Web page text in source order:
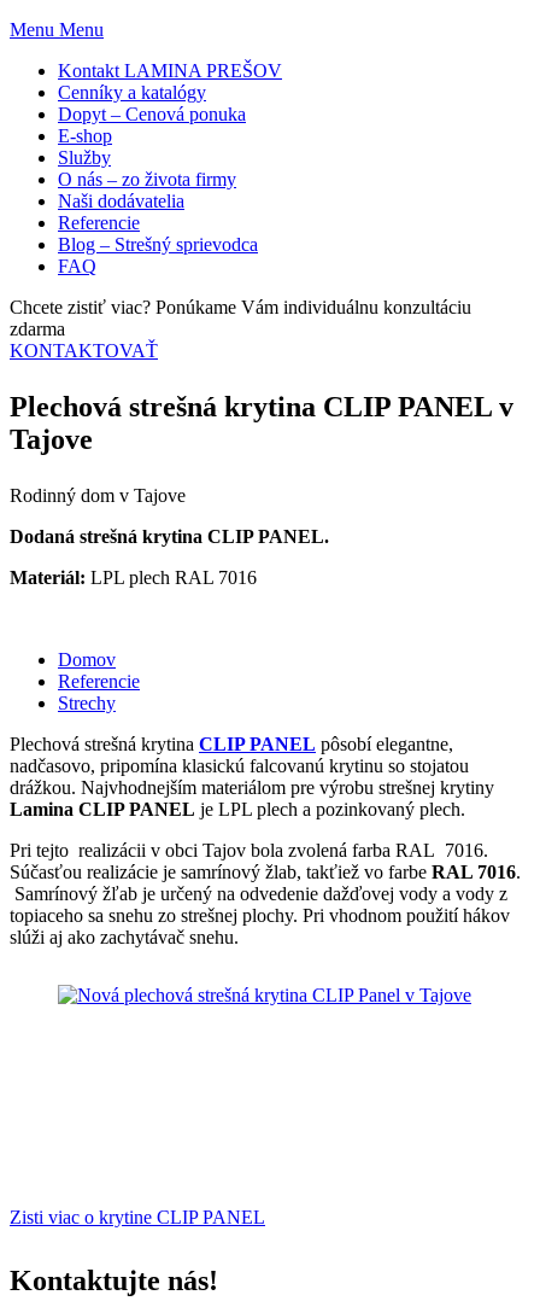
Menu Menu
Kontakt LAMINA PREŠOV
Cenníky a katalógy
Dopyt – Cenová ponuka
E-shop
Služby
O nás – zo života firmy
Naši dodávatelia
Referencie
Blog – Strešný sprievodca
FAQ
Chcete zistiť viac? Ponúkame Vám individuálnu konzultáciu
zdarma
KONTAKTOVAŤ
Plechová strešná krytina CLIP PANEL v
Tajove
Rodinný dom v Tajove
Dodaná strešná krytina CLIP PANEL.
Materiál: LPL plech RAL 7016
Domov
Referencie
Strechy
Plechová strešná krytina CLIP PANEL pôsobí elegantne,
nadčasovo, pripomína klasickú falcovanú krytinu so stojatou
drážkou. Najvhodnejším materiálom pre výrobu strešnej krytiny
Lamina CLIP PANEL je LPL plech a pozinkovaný plech.
Pri tejto realizácii v obci Tajov bola zvolená farba RAL 7016.
Súčasťou realizácie je samrínový žlab, takťiež vo farbe RAL 7016.
Samrínový žľab je určený na odvedenie dažďovej vody a vody z
topiaceho sa snehu zo strešnej plochy. Pri vhodnom použití hákov
slúži aj ako zachytávač snehu.
Zisti viac o krytine CLIP PANEL
Kontaktujte nás!